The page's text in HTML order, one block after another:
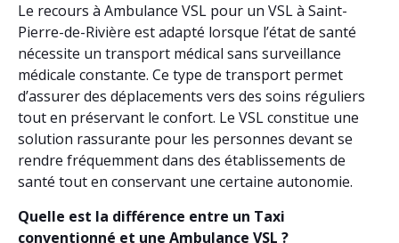
Le recours à Ambulance VSL pour un VSL à Saint-
Pierre-de-Rivière est adapté lorsque l’état de santé
nécessite un transport médical sans surveillance
médicale constante. Ce type de transport permet
d’assurer des déplacements vers des soins réguliers
tout en préservant le confort. Le VSL constitue une
solution rassurante pour les personnes devant se
rendre fréquemment dans des établissements de
santé tout en conservant une certaine autonomie.
Quelle est la différence entre un Taxi
conventionné et une Ambulance VSL ?